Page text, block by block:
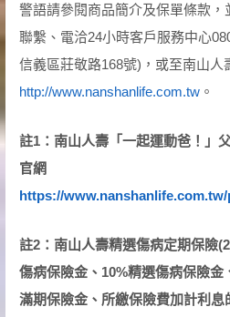
警語請參閱商品簡介及保單條款，
聯繫、電洽24小時客戶服務中心
信義區莊敬路168號)，或至南山人
http://www.nanshanlife.com.tw。
註1：南山人壽「一起運動爸！」
官網
https://
註2：南山人壽精選傷病定期保險
傷病保險金、10%精選傷病保險金
滿期保險金、所繳保險費加計利